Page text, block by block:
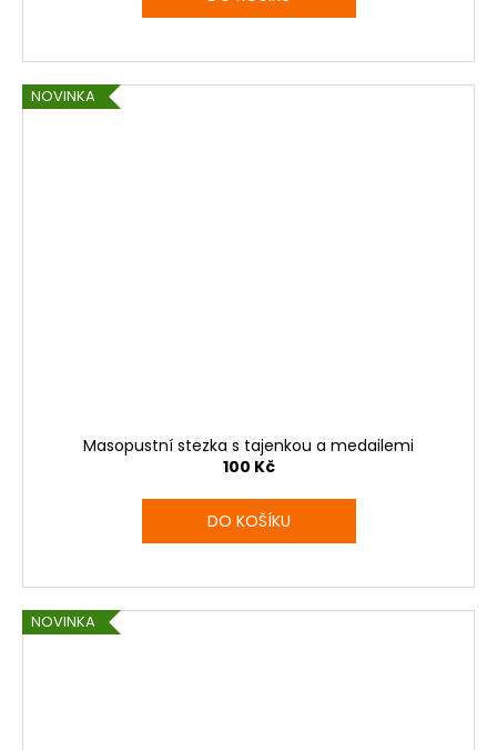
NOVINKA
Masopustní stezka s tajenkou a medailemi
100 Kč
DO KOŠÍKU
NOVINKA